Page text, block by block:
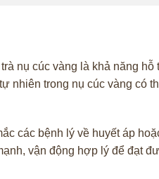
nụ cúc vàng là khả năng hỗ
nhiên trong nụ cúc vàng có
các bệnh lý về huyết áp
vận động hợp lý để đạt